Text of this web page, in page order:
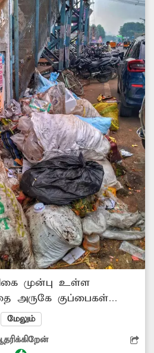
முன்பு உள்ள
அருகே குப்பைகள்
குவித்து
அங்கு துர்நாற்றம்
செல்லும்
மேலும்